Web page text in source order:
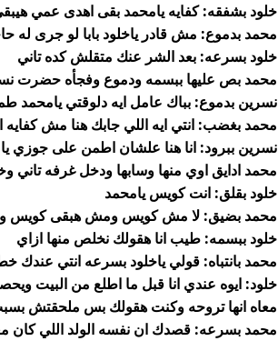
خلود بشفقه: كفايه يامحمد بقى اهدى عمي
محمد بدموع: مش قادر ياخلود بابا لو جرى له
خلود بسرعه: بعد الشر عنك متقلش كده تاني
محمد بص عليها ببسمه ودموع وفجأه حضرت
نسرين بدموع: بباك عامل ايه دلوقتي يامحمد
محمد بغضب: انتي ايه اللي جابك هنا مش
نسرين ببرود: انا هنا علشان اطمن على جوزي
محمد ادايق اوي منها وسابها ودخل غرفه
خلود بقلق: انت كويس يامحمد
محمد بضيق: لا مش كويس ومش هبقى كويس
خلود ببسمه: طيب انا هقولك نخلص منها ازاي
محمد بانتباه: قولي ياخلود بسرعه انتي عندك
خلود: ايوه عندي انا قبل ما اطلع من البيت
معاه انها تروحه وكنت هقولك بس ملحقتش
محمد بسرعه: قصدك ان نفسه الولد اللي كان